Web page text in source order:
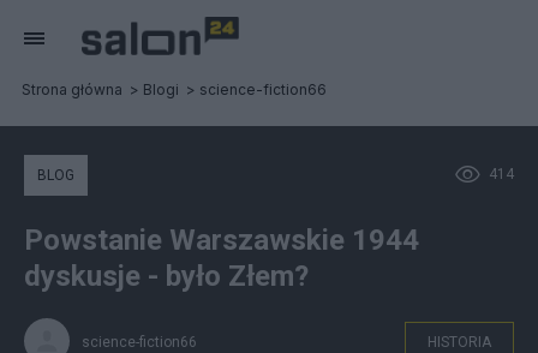
Strona główna Blogi science-fiction66
414
BLOG
Powstanie Warszawskie 1944
dyskusje - było Złem?
science-fiction66 HISTORIA